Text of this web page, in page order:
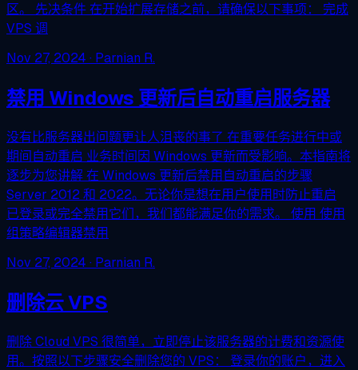
区。 先决条件 在开始扩展存储之前，请确保以下事项： 完成
VPS 调
Nov 27, 2024 · Parnian R.
禁用 Windows 更新后自动重启服务器
没有比服务器出问题更让人沮丧的事了 在重要任务进行中或
期间自动重启 业务时间因 Windows 更新而受影响。本指南将
逐步为您讲解 在 Windows 更新后禁用自动重启的步骤
Server 2012 和 2022。无论你是想在用户使用时防止重启
已登录或完全禁用它们，我们都能满足你的需求。 使用 使用
组策略编辑器禁用
Nov 27, 2024 · Parnian R.
删除云 VPS
删除 Cloud VPS 很简单，立即停止该服务器的计费和资源使
用。按照以下步骤安全删除您的 VPS： 登录你的账户，进入